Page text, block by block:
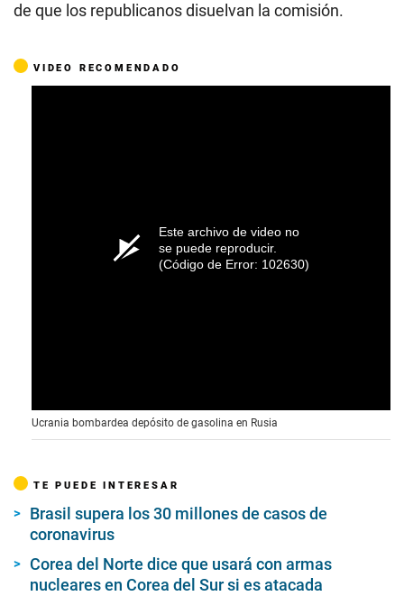
de que los republicanos disuelvan la comisión.
VIDEO RECOMENDADO
Este archivo de video no
se puede reproducir.
(Código de Error: 102630)
Ucrania bombardea depósito de gasolina en Rusia
TE PUEDE INTERESAR
Brasil supera los 30 millones de casos de
coronavirus
Corea del Norte dice que usará con armas
nucleares en Corea del Sur si es atacada